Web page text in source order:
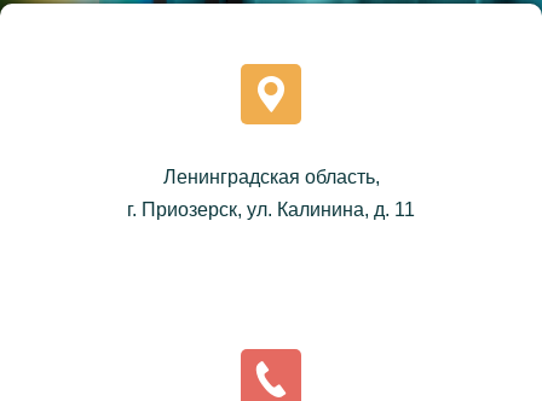
Ленинградская область,
г. Приозерск, ул. Калинина, д. 11